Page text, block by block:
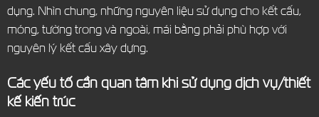
dụng. Nhìn chung, những nguyên liệu sử dụng cho kết cấu,
móng, tường trong và ngoài, mái bằng phải phù hợp với
nguyên lý kết cấu xây dựng.
Các yếu tố cần quan tâm khi sử dụng dịch vụ/thiết
kế kiến trúc